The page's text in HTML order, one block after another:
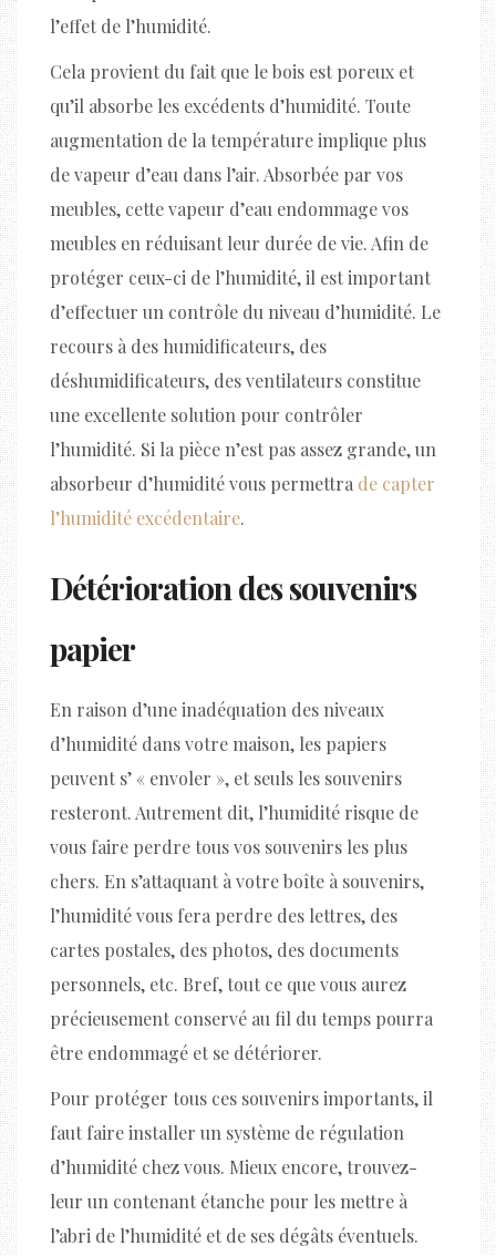
l’effet de l’humidité.
Cela provient du fait que le bois est poreux et
qu’il absorbe les excédents d’humidité. Toute
augmentation de la température implique plus
de vapeur d’eau dans l’air. Absorbée par vos
meubles, cette vapeur d’eau endommage vos
meubles en réduisant leur durée de vie. Afin de
protéger ceux-ci de l’humidité, il est important
d’effectuer un contrôle du niveau d’humidité. Le
recours à des humidificateurs, des
déshumidificateurs, des ventilateurs constitue
une excellente solution pour contrôler
l’humidité. Si la pièce n’est pas assez grande, un
absorbeur d’humidité vous permettra de capter
l’humidité excédentaire.
Détérioration des souvenirs
papier
En raison d’une inadéquation des niveaux
d’humidité dans votre maison, les papiers
peuvent s’ « envoler », et seuls les souvenirs
resteront. Autrement dit, l’humidité risque de
vous faire perdre tous vos souvenirs les plus
chers. En s’attaquant à votre boîte à souvenirs,
l’humidité vous fera perdre des lettres, des
cartes postales, des photos, des documents
personnels, etc. Bref, tout ce que vous aurez
précieusement conservé au fil du temps pourra
être endommagé et se détériorer.
Pour protéger tous ces souvenirs importants, il
faut faire installer un système de régulation
d’humidité chez vous. Mieux encore, trouvez-
leur un contenant étanche pour les mettre à
l’abri de l’humidité et de ses dégâts éventuels.